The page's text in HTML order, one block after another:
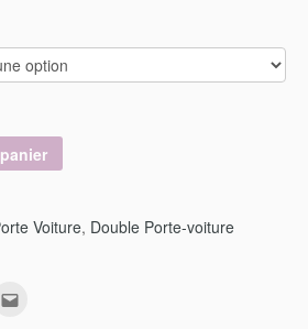
Voiture, Double Porte-voiture